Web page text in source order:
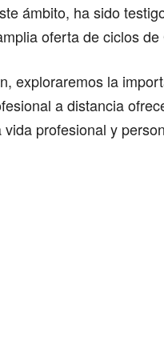
ámbito, ha sido
oferta de ciclos
exploraremos la
a distancia
profesional y